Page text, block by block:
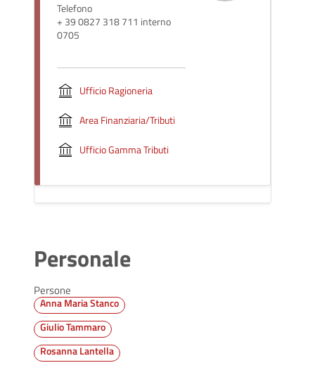
Telefono
+ 39 0827 318 711 interno
0705
Ufficio Ragioneria
Area Finanziaria/Tributi
Ufficio Gamma Tributi
Personale
Persone
Anna Maria Stanco
Giulio Tammaro
Rosanna Lantella